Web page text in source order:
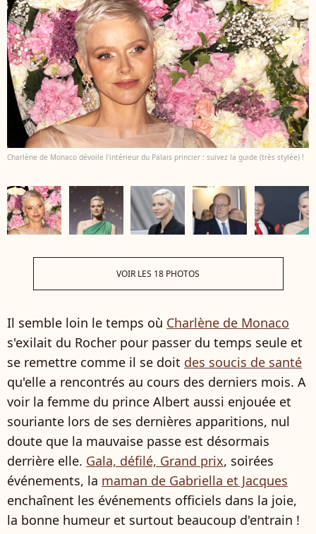
Charlène de Monaco dévoile l'intérieur du Palais princier : suivez la guide (très stylée) !
VOIR LES 18 PHOTOS
Il semble loin le temps où Charlène de Monaco
s'exilait du Rocher pour passer du temps seule et
se remettre comme il se doit des soucis de santé
qu'elle a rencontrés au cours des derniers mois. A
voir la femme du prince Albert aussi enjouée et
souriante lors de ses dernières apparitions, nul
doute que la mauvaise passe est désormais
derrière elle. Gala, défilé, Grand prix, soirées
événements, la maman de Gabriella et Jacques
enchaînent les événements officiels dans la joie,
la bonne humeur et surtout beaucoup d'entrain !